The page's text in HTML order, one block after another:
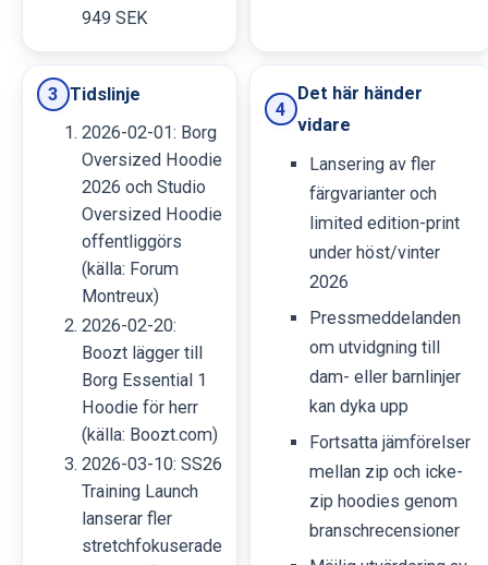
949 SEK
3 Tidslinje
2026-02-01: Borg
Oversized Hoodie
2026 och Studio
Oversized Hoodie
offentliggörs
(källa: Forum
Montreux)
2026-02-20:
Boozt lägger till
Borg Essential 1
Hoodie för herr
(källa: Boozt.com)
2026-03-10: SS26
Training Launch
lanserar fler
stretchfokuserade
4
Det här händer
vidare
Lansering av fler
färgvarianter och
limited edition-print
under höst/vinter
2026
Pressmeddelanden
om utvidgning till
dam- eller barnlinjer
kan dyka upp
Fortsatta jämförelser
mellan zip och icke-
zip hoodies genom
branschrecensioner